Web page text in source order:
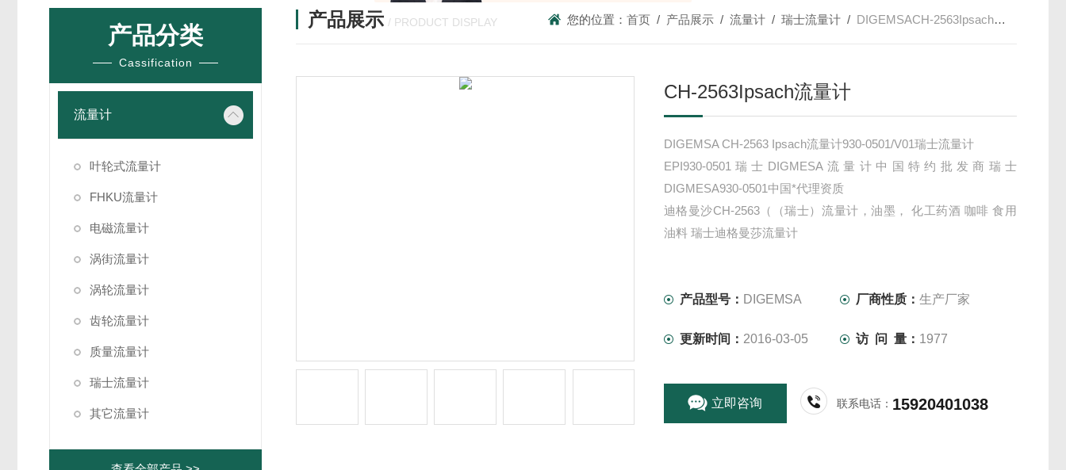
产品分类
Cassification
流量计
叶轮式流量计
FHKU流量计
电磁流量计
涡街流量计
涡轮流量计
齿轮流量计
质量流量计
瑞士流量计
其它流量计
产品展示 / PRODUCT DISPLAY 您的位置：首页 / 产品展示 /流量计 /瑞士流量计 / DIGEMSACH-2563Ipsach流量计
CH-2563Ipsach流量计
DIGEMSA CH-2563 Ipsach流量计930-0501/V01瑞士流量计
EPI930-0501瑞士DIGMESA流量计中国特约批发商瑞士
DIGMESA930-0501中国*代理资质
迪格曼沙CH-2563（（瑞士）流量计，油墨， 化工药酒 咖啡 食用
油料 瑞士迪格曼莎流量计
产品型号： DIGEMSA 厂商性质：生产厂家
更新时间： 2016-03-05 访 问 量： 1977
立即咨询 联系电话： 15920401038